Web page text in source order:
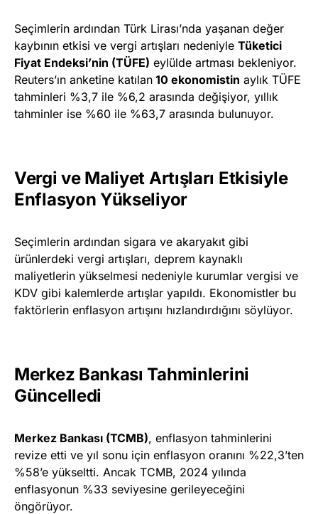
Seçimlerin ardından Türk Lirası’nda yaşanan değer
kaybının etkisi ve vergi artışları nedeniyle Tüketici
Fiyat Endeksi’nin (TÜFE) eylülde artması bekleniyor.
Reuters’ın anketine katılan 10 ekonomistin aylık TÜFE
tahminleri %3,7 ile %6,2 arasında değişiyor, yıllık
tahminler ise %60 ile %63,7 arasında bulunuyor.
Vergi ve Maliyet Artışları Etkisiyle
Enflasyon Yükseliyor
Seçimlerin ardından sigara ve akaryakıt gibi
ürünlerdeki vergi artışları, deprem kaynaklı
maliyetlerin yükselmesi nedeniyle kurumlar vergisi ve
KDV gibi kalemlerde artışlar yapıldı. Ekonomistler bu
faktörlerin enflasyon artışını hızlandırdığını söylüyor.
Merkez Bankası Tahminlerini
Güncelledi
Merkez Bankası (TCMB), enflasyon tahminlerini
revize etti ve yıl sonu için enflasyon oranını %22,3’ten
%58’e yükseltti. Ancak TCMB, 2024 yılında
enflasyonun %33 seviyesine gerileyeceğini
öngörüyor.